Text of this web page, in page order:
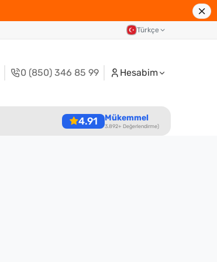
Türkçe
0 (850) 346 85 99 Hesabim
4.91 Mükemmel
3.892+ Değerlendirme)